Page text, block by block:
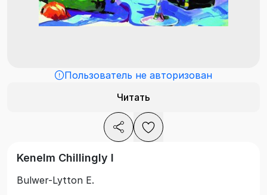
Пользователь не авторизован
Читать
Kenelm Chillingly I
Bulwer-Lytton E.